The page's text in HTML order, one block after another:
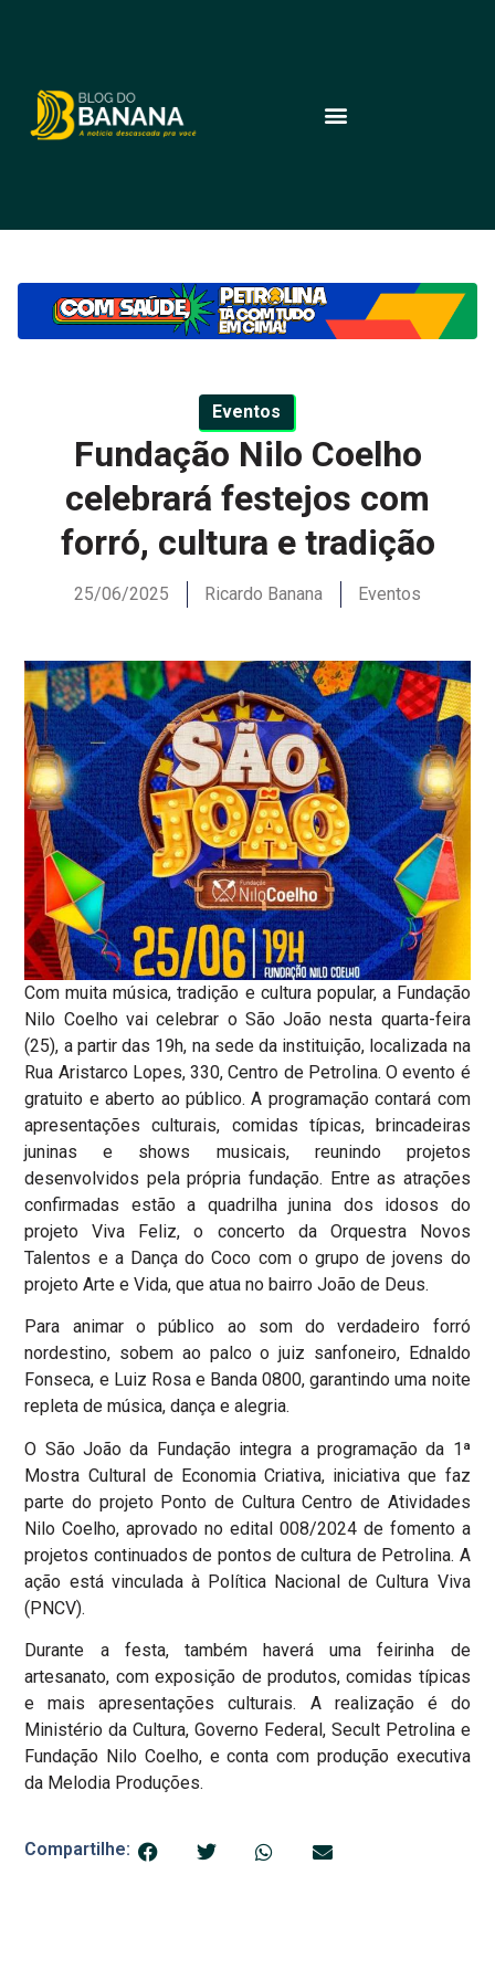
Eventos
Fundação Nilo Coelho
celebrará festejos com
forró, cultura e tradição
25/06/2025 Ricardo Banana Eventos
Com muita música, tradição e cultura popular, a Fundação
Nilo Coelho vai celebrar o São João nesta quarta-feira
(25), a partir das 19h, na sede da instituição, localizada na
Rua Aristarco Lopes, 330, Centro de Petrolina. O evento é
gratuito e aberto ao público. A programação contará com
apresentações culturais, comidas típicas, brincadeiras
juninas e shows musicais, reunindo projetos
desenvolvidos pela própria fundação. Entre as atrações
confirmadas estão a quadrilha junina dos idosos do
projeto Viva Feliz, o concerto da Orquestra Novos
Talentos e a Dança do Coco com o grupo de jovens do
projeto Arte e Vida, que atua no bairro João de Deus.
Para animar o público ao som do verdadeiro forró
nordestino, sobem ao palco o juiz sanfoneiro, Ednaldo
Fonseca, e Luiz Rosa e Banda 0800, garantindo uma noite
repleta de música, dança e alegria.
O São João da Fundação integra a programação da 1ª
Mostra Cultural de Economia Criativa, iniciativa que faz
parte do projeto Ponto de Cultura Centro de Atividades
Nilo Coelho, aprovado no edital 008/2024 de fomento a
projetos continuados de pontos de cultura de Petrolina. A
ação está vinculada à Política Nacional de Cultura Viva
(PNCV).
Durante a festa, também haverá uma feirinha de
artesanato, com exposição de produtos, comidas típicas
e mais apresentações culturais. A realização é do
Ministério da Cultura, Governo Federal, Secult Petrolina e
Fundação Nilo Coelho, e conta com produção executiva
da Melodia Produções.
Compartilhe: